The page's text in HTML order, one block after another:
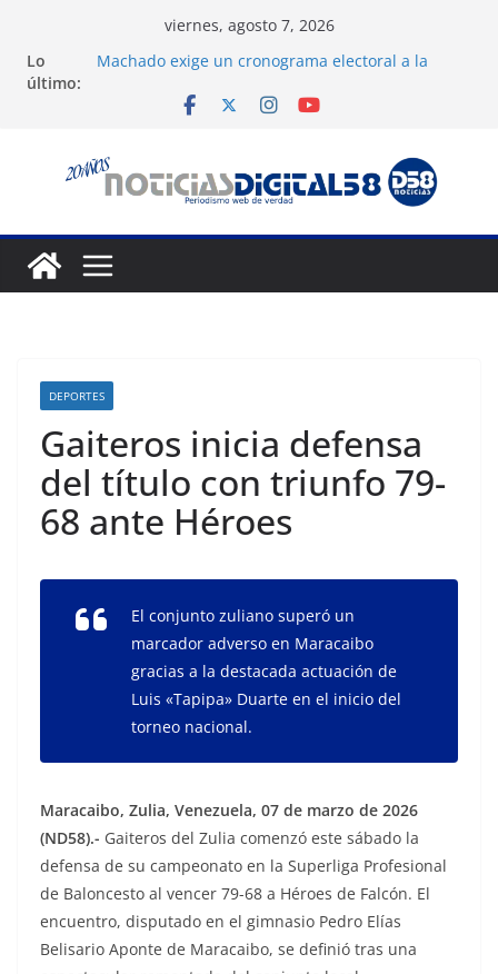
contenido
viernes, agosto 7, 2026
Lo
último:
Machado exige un cronograma electoral a la
Nueva tienda de dermocosmética Vida Gloss abre
feudo
Diana Sanoja: La consagración del talento
Hallan el cuerpo del montañista Nirmal Purja tras
avalancha en Pakistán
DEPORTES
Gaiteros inicia defensa
del título con triunfo 79-
68 ante Héroes
El conjunto zuliano superó un
marcador adverso en Maracaibo
gracias a la destacada actuación de
Luis «Tapipa» Duarte en el inicio del
torneo nacional.
Maracaibo, Zulia, Venezuela, 07 de marzo de 2026
(ND58).- Gaiteros del Zulia comenzó este sábado la
defensa de su campeonato en la Superliga Profesional
de Baloncesto al vencer 79-68 a Héroes de Falcón. El
encuentro, disputado en el gimnasio Pedro Elías
Belisario Aponte de Maracaibo, se definió tras una